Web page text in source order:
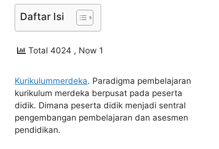
Daftar Isi
Total 4024 , Now 1
Kurikulummerdeka. Paradigma pembelajaran
kurikulum merdeka berpusat pada peserta
didik. Dimana peserta didik menjadi sentral
pengembangan pembelajaran dan asesmen
pendidikan.